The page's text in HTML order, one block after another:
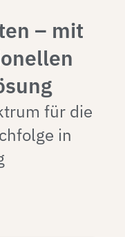
– mit
für die
in